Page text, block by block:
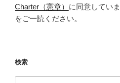
Charter（憲章） に同意してい
をご一読ください。
検索